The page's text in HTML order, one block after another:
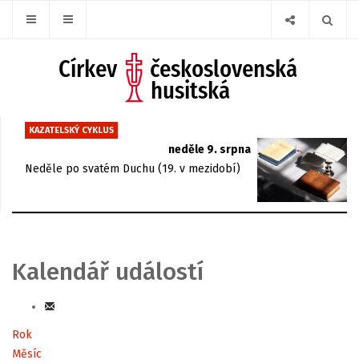
KAZATELSKÝ CYKLUS
neděle 9. srpna
Neděle po svatém Duchu (19. v mezidobí)
Kalendář událostí
Rok
Měsíc